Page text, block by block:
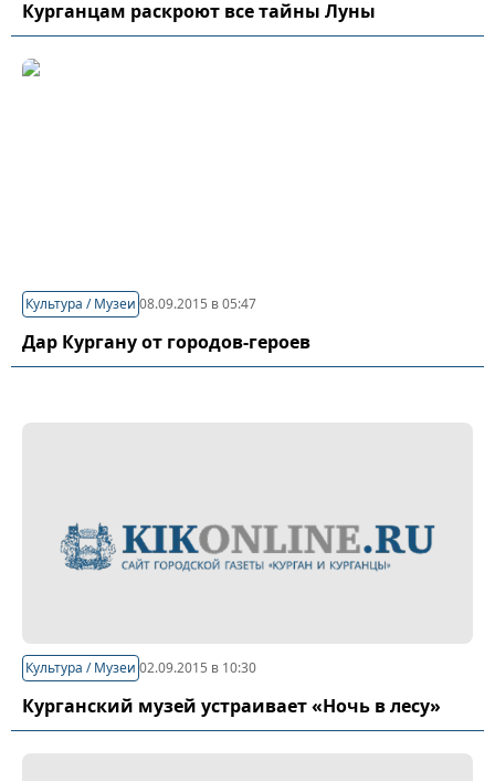
Курганцам раскроют все тайны Луны
Культура / Музеи 08.09.2015 в 05:47
Дар Кургану от городов-героев
Культура / Музеи 02.09.2015 в 10:30
Курганский музей устраивает «Ночь в лесу»